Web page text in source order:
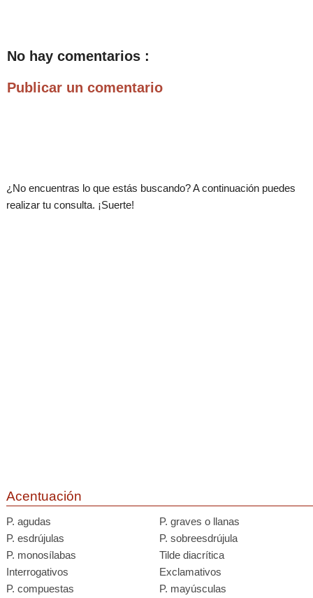
No hay comentarios :
Publicar un comentario
¿No encuentras lo que estás buscando? A continuación puedes
realizar tu consulta. ¡Suerte!
Acentuación
P. agudas
P. graves o llanas
P. esdrújulas
P. sobreesdrújula
P. monosílabas
Tilde diacrítica
Interrogativos
Exclamativos
P. compuestas
P. mayúsculas